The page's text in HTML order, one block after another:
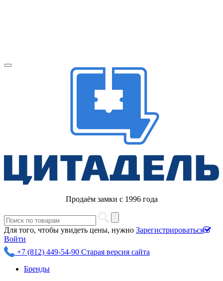
Продаём замки с 1996 года
Для того, чтобы увидеть цены, нужно Зарегистрироваться
Войти
+7 (812) 449-54-90 Старая версия сайта
Бренды